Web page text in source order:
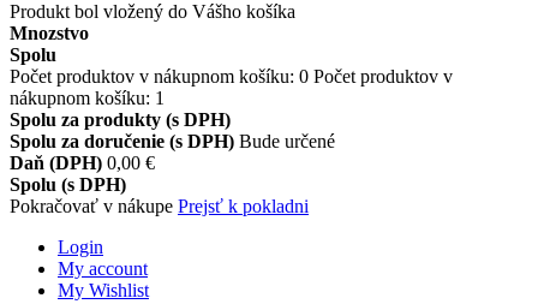
Produkt bol vložený do Vášho košíka
Mnozstvo
Spolu
Počet produktov v nákupnom košíku: 0 Počet produktov v
nákupnom košíku: 1
Spolu za produkty (s DPH)
Spolu za doručenie (s DPH) Bude určené
Daň (DPH) 0,00 €
Spolu (s DPH)
Pokračovať v nákupe Prejsť k pokladni
Login
My account
My Wishlist